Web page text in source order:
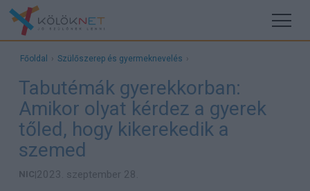
Főoldal › Szülőszerep és gyermeknevelés ›
Tabutémák gyerekkorban:
Amikor olyat kérdez a gyerek
tőled, hogy kikerekedik a
szemed
NIC|2023. szeptember 28.